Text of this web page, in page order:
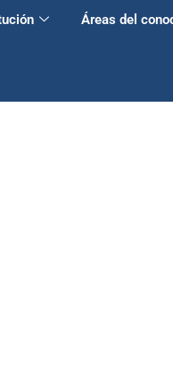
Áreas del